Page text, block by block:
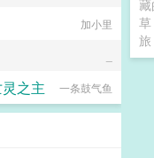
草
旅
加小里
之主 一条鼓气鱼